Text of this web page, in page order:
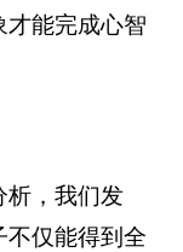
能完成心智
析，我们发
仅能得到全